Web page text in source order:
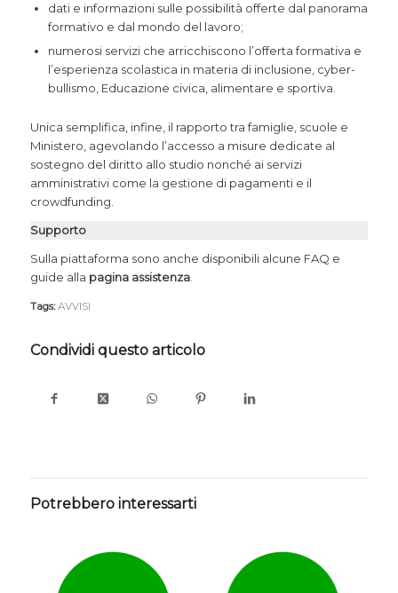
dati e informazioni sulle possibilità offerte dal panorama
formativo e dal mondo del lavoro;
numerosi servizi che arricchiscono l’offerta formativa e
l’esperienza scolastica in materia di inclusione, cyber-
bullismo, Educazione civica, alimentare e sportiva.
Unica semplifica, infine, il rapporto tra famiglie, scuole e
Ministero, agevolando l’accesso a misure dedicate al
sostegno del diritto allo studio nonché ai servizi
amministrativi come la gestione di pagamenti e il
crowdfunding.
Supporto
Sulla piattaforma sono anche disponibili alcune FAQ e
guide alla pagina assistenza.
Tags: AVVISI
Condividi questo articolo
Potrebbero interessarti